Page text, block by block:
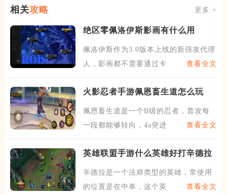
相关攻略 更多 +
绝区零佩洛伊斯影画有什么用
佩洛伊斯作为3.0版本上线的新强攻代理
人，影画都不需要通过卡
查看全文
火影忍者手游佩恩畜生道怎么玩
佩恩畜生道是一个B级的忍者，普攻每
一段都能够转向，4a突进带
查看全文
英雄联盟手游什么英雄好打辛德拉
辛德拉是一个法师类型的英雄，常使用
的位置是在中单，这个英雄在
查看全文